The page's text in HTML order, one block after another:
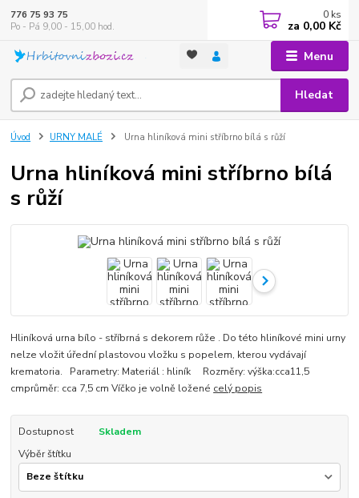
Menu
Hledat
776 75 93 75
Po - Pá 9,00 - 15,00 hod.
0 ks
za 0,00 Kč
Úvod URNY MALÉ Urna hliníková mini stříbrno bílá s růží
Urna hliníková mini stříbrno bílá
s růží
Hliníková urna bílo - stříbrná s dekorem růže . Do této hliníkové mini urny
nelze vložit úřední plastovou vložku s popelem, kterou vydávají
krematoria. Parametry: Materiál : hliník Rozměry: výška:cca11,5
cmprůměr: cca 7,5 cm Víčko je volně ložené celý popis
Dostupnost
Skladem
Výběr štítku